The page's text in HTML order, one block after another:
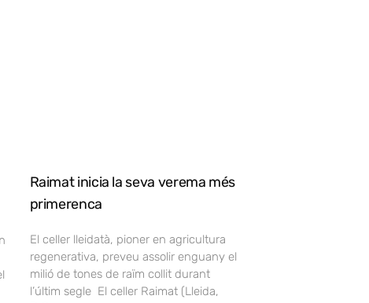
Raimat inicia la seva verema més
primerenca
El celler lleidatà, pioner en agricultura
regenerativa, preveu assolir enguany el
milió de tones de raïm collit durant
l’últim segle El celler Raimat (Lleida,